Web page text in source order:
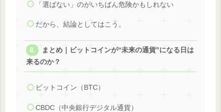
「選ばない」のがいちばん危険かもしれない
だから、結論としてはこう。
まとめ｜ビットコインが“未来の通貨”になる日は
来るのか？
ビットコイン（BTC）
CBDC（中央銀行デジタル通貨）